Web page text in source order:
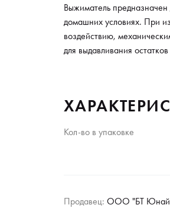
Выжиматель
домашних условиях. При
воздействию,
для выдавливания
Кол-во в упаковке
Продавец: ООО "БТ